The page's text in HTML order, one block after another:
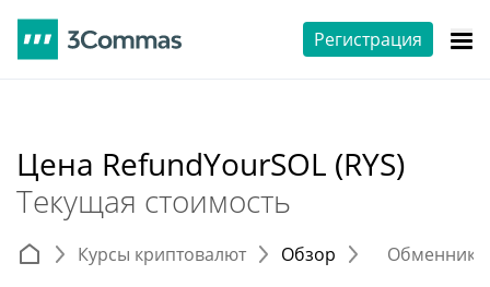
Регистрация
Цена RefundYourSOL (RYS)
Текущая стоимость
Курсы криптовалют Обзор